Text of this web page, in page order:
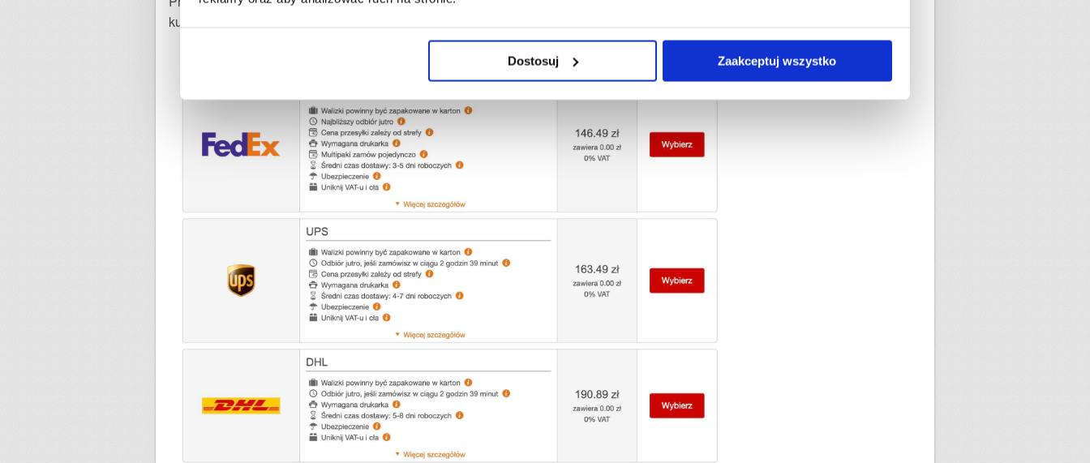
Dostosuj Zaakceptuj wszystko
kurierem FedEx - 158,49 zł. Różnica przy 20 kg bagażu wynosi 192 zł w jedna stronę.